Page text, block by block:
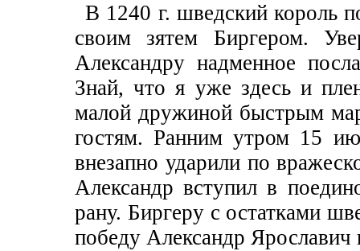
В 1240 г. шведский король
своим зятем Биргером.
Александру надменное
Знай, что я уже здесь и
малой дружиной быстрым
гостям. Ранним утром 15
внезапно ударили по
Александр вступил в
рану. Биргеру с остатками
победу Александр Ярославич